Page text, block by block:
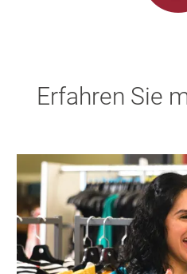
Erfahren Sie